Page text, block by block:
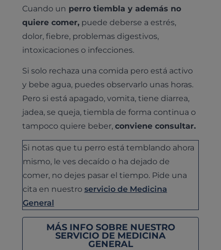
Cuando un perro tiembla y además no
quiere comer,puede deberse a estrés,
dolor, fiebre, problemas digestivos,
intoxicaciones o infecciones.
Si solo rechaza una comida pero está activo
y bebe agua, puedes observarlo unas horas.
Pero si está apagado, vomita, tiene diarrea,
jadea, se queja, tiembla de forma continua o
tampoco quiere beber, conviene consultar.
Si notas que tu perro está temblando ahora
mismo, le ves decaído o ha dejado de
comer, no dejes pasar el tiempo. Pide una
cita en nuestro servicio de Medicina
General
MÁS INFO SOBRE NUESTRO
SERVICIO DE MEDICINA
GENERAL